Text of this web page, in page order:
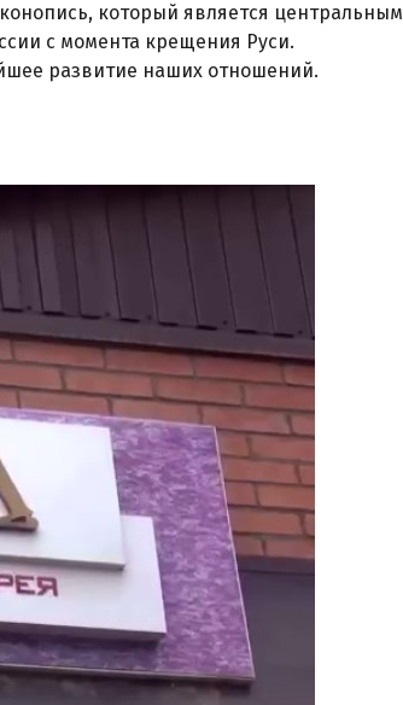
который является центральным
с момента крещения Руси.
развитие наших отношений.